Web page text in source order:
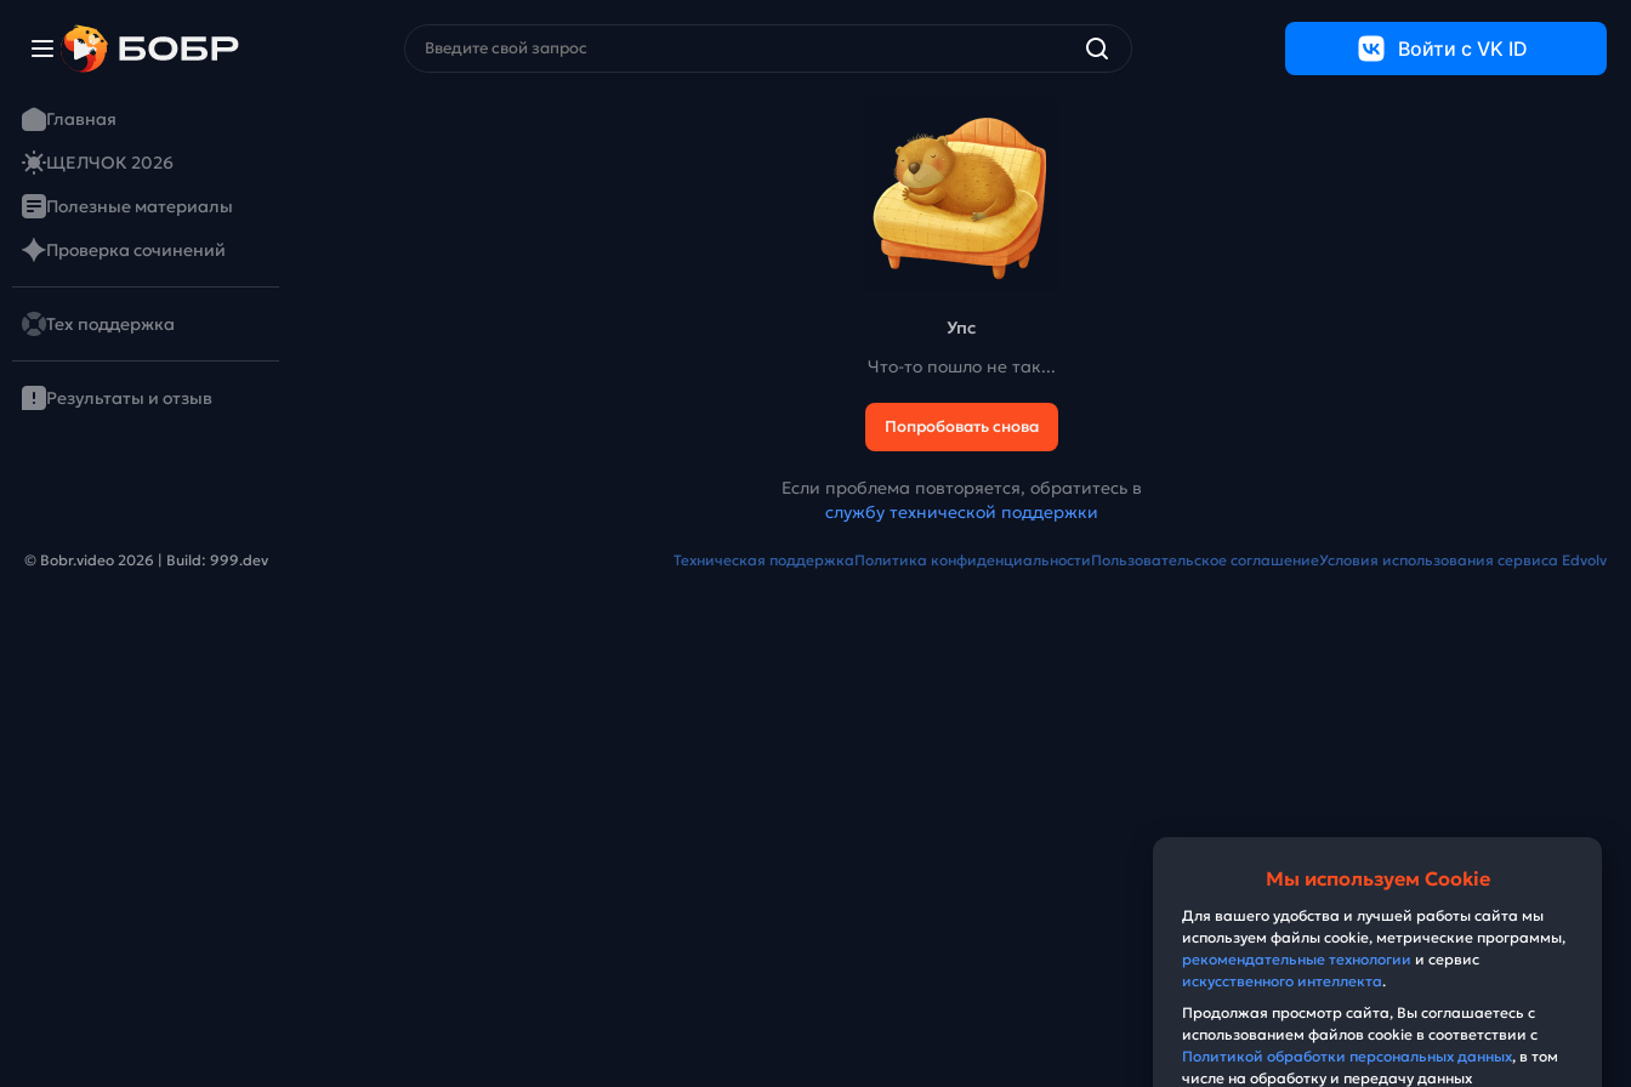
Войти c VK ID
Главная
ЩЕЛЧОК 2026
Полезные материалы
Проверка сочинений
Тех поддержка
Результаты и отзыв
Упс
Что-то пошло не так...
Попробовать снова
Если проблема повторяется, обратитесь в
службу технической поддержки
© Bobr.video 2026 | Build: 999.dev Техническая поддержкаПолитика конфиденциальностиПользовательское соглашениеУсловия использования сервиса Edvolv
Мы используем Cookie
Для вашего удобства и лучшей работы сайта мы
используем файлы cookie, метрические программы,
рекомендательные технологии и сервис
искусственного интеллекта.
Продолжая просмотр сайта, Вы соглашаетесь с
использованием файлов cookie в соответствии с
Политикой обработки персональных данных, в том
числе на обработку и передачу данных